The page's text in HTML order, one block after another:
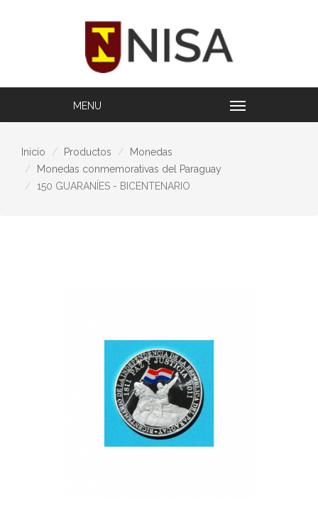
Inicio Productos
Monedas
Monedas conmemorativas del Paraguay
150 GUARANÍES - BICENTENARIO